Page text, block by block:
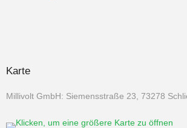
Karte
Millivolt GmbH: Siemensstraße 23, 73278